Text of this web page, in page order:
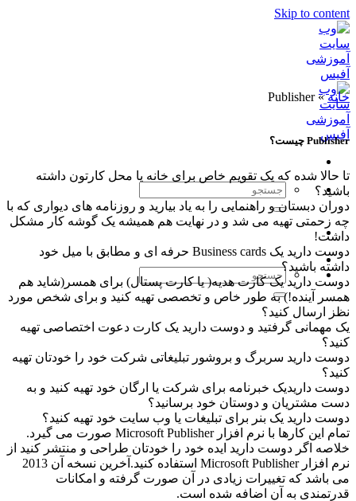
Skip to content
خانه»
Publisher
Publisher چیست؟
تا حالا شده که یک تقویم خاص برای خانه یا محل کارتون داشته
باشید؟
دوران دبستان و راهنمایی را به یاد بیارید و روزنامه های دیواری که با
چه زحمتی تهیه می شد و در نهایت هم همیشه یک گوشه کار مشکل
داشت!
دوست دارید یک Business cards حرفه ای و مطابق با میل خود
داشته باشید؟
دوست دارید یک کارت هدیه( یا کارت پستال) برای همسر(شاید هم
همسر آینده!) به طور خاص و تخصصی تهیه کنید و برای شخص مورد
نظز ارسال کنید؟
یک مهمانی گرفتید و دوست دارید یک کارت دعوت اختصاصی تهیه
کنید؟
دوست دارید سربرگ و بروشور تبلیغاتی شرکت خود را خودتان تهیه
کنید؟
دوست داریدیک خبرنامه برای شرکت یا ارگان خود تهیه کنید و به
دست مشتریان و دوستان خود برسانید؟
دوست دارید یک بنر برای تبلیغات یا وب سایت خود تهیه کنید؟
تمام این کارها با نرم افزار Microsoft Publisher صورت می گیرد.
خلاصه اگر دوست دارید ایده خود را خودتان طراحی و منتشر کنید از
نرم افزار Microsoft Publisher استفاده کنید.آخرین نسخه آن 2013
می باشد که تغییرات زیادی در آن صورت گرفته و امکانات
قدرتمندی به آن اضافه شده است.